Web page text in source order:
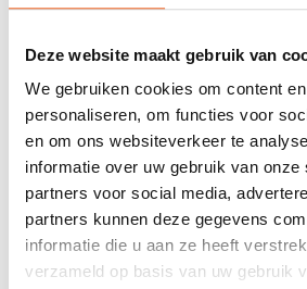
Deze website maakt gebruik van
We gebruiken cookies om content
personaliseren, om functies voor
en om ons websiteverkeer te
informatie over uw gebruik van onze
partners voor social media,
partners kunnen deze gegevens
informatie die u aan ze heeft
verzameld op basis van uw gebruik
REVIEWS
Nog niet gewaardeerd
0 sterren op basis van 0
JE BEOORDELING